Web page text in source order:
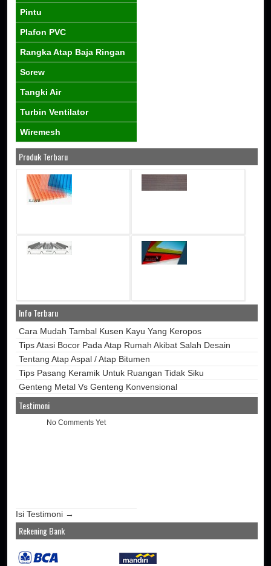
Pintu
Plafon PVC
Rangka Atap Baja Ringan
Screw
Tangki Air
Turbin Ventilator
Wiremesh
Produk Terbaru
Info Terbaru
Cara Mudah Tambal Kusen Kayu Yang Keropos
Tips Atasi Bocor Pada Atap Rumah Akibat Salah Desain
Tentang Atap Aspal / Atap Bitumen
Tips Pasang Keramik Untuk Ruangan Tidak Siku
Genteng Metal Vs Genteng Konvensional
Testimoni
No Comments Yet
Isi Testimoni →
Rekening Bank